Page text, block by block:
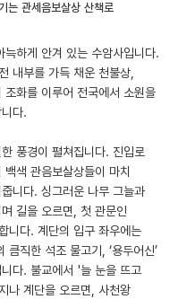
는 관세음보살상 산책로
하게 안겨 있는 수암사입니다.
내부를 가득 채운 천불상,
화를 이루어 전국에서 소원을
다.
풍경이 펼쳐집니다. 진입로
색 관음보살상들이 마치
니다. 싱그러운 나무 그늘과
길을 오르면, 첫 관문인
니다. 계단의 입구 좌우에는
직한 석조 물고기, ‘용두어신’
다. 불교에서 '늘 눈을 뜨고
나 계단을 오르면, 사천왕